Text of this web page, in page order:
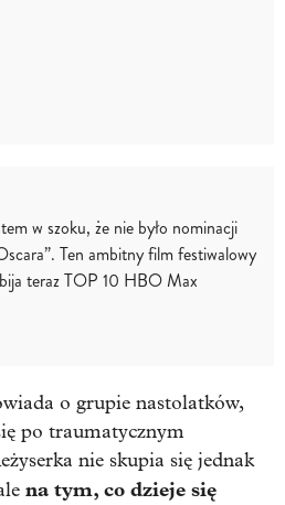
w szoku, że nie było nominacji
Ten ambitny film festiwalowy
teraz TOP 10 HBO Max
o grupie nastolatków,
po traumatycznym
nie skupia się jednak
na tym, co dzieje się